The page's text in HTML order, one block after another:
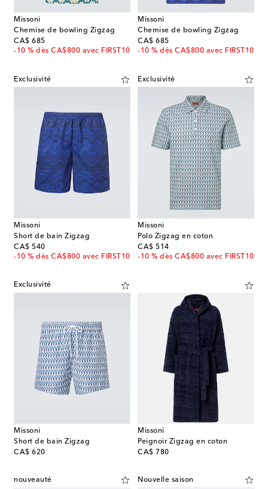
Missoni
Chemise de bowling Zigzag
CA$ 685
original price
-10 % dès CA$800 avec FIRST10
Missoni
Chemise de bowling Zigzag
CA$ 685
original price
-10 % dès CA$800 avec FIRST10
Exclusivité
Missoni
Short de bain Zigzag
CA$ 540
original price
-10 % dès CA$800 avec FIRST10
Exclusivité
Missoni
Polo Zigzag en coton
CA$ 514
original price
-10 % dès CA$800 avec FIRST10
Exclusivité
Missoni
Short de bain Zigzag
CA$ 620
original price
Missoni
Peignoir Zigzag en coton
CA$ 780
original price
nouveauté Nouvelle saison